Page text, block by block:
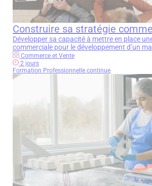
Construire sa stratégie
Développer sa capacité à mettre en place
commerciale pour le développement d’un
Commerce et Vente
2 jours
Formation Professionnelle continue